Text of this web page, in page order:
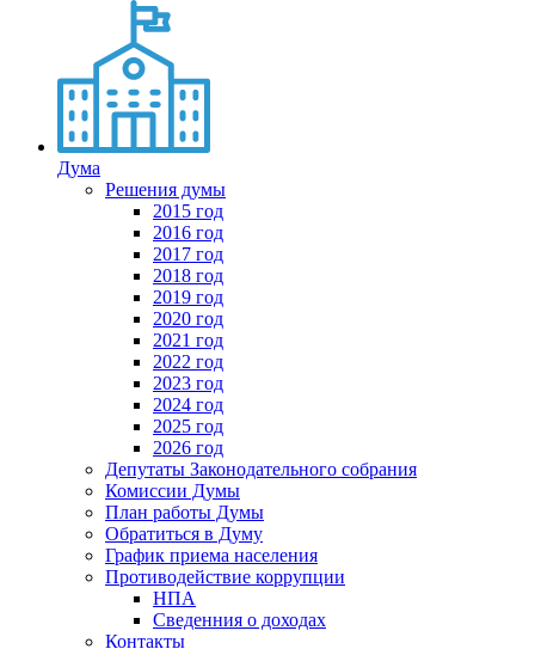
Дума
Решения думы
2015 год
2016 год
2017 год
2018 год
2019 год
2020 год
2021 год
2022 год
2023 год
2024 год
2025 год
2026 год
Депутаты Законодательного собрания
Комиссии Думы
План работы Думы
Обратиться в Думу
График приема населения
Противодействие коррупции
НПА
Сведенния о доходах
Контакты